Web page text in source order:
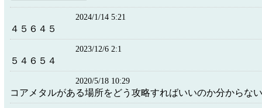
2024/1/14 5:21
４５６４５
2023/12/6 2:1
５４６５４
2020/5/18 10:29
コアメタルがある場所をどう攻略すればいいのか分からない